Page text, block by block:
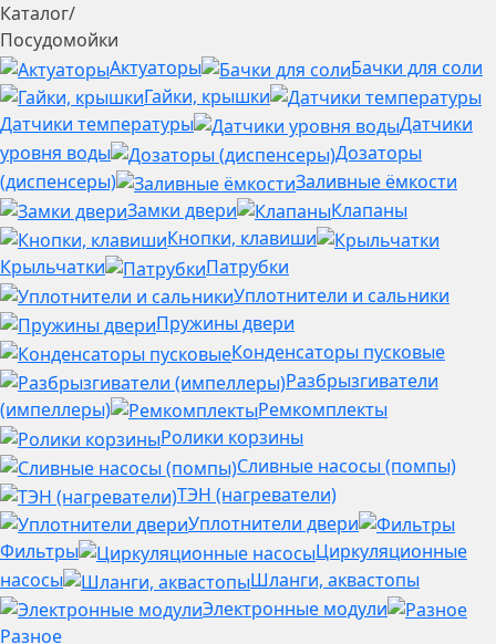
Каталог/
Посудомойки
Актуаторы
Бачки для соли
Гайки, крышки
Датчики температуры
Датчики
уровня воды
Дозаторы
(диспенсеры)
Заливные ёмкости
Замки двери
Клапаны
Кнопки, клавиши
Крыльчатки
Патрубки
Уплотнители и сальники
Пружины двери
Конденсаторы пусковые
Разбрызгиватели
(импеллеры)
Ремкомплекты
Ролики корзины
Сливные насосы (помпы)
ТЭН (нагреватели)
Уплотнители двери
Фильтры
Циркуляционные
насосы
Шланги, аквастопы
Электронные модули
Разное